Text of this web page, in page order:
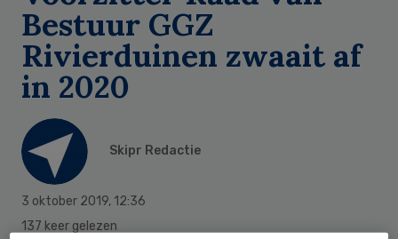
Bestuur GGZ
Rivierduinen zwaait af
in 2020
Skipr Redactie
3 oktober 2019, 12:36
137 keer gelezen